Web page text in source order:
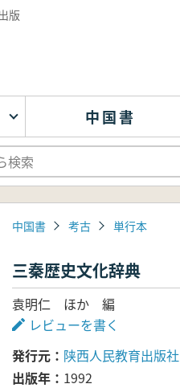
版
中国書
中国書 考古 単行本
三秦歴史文化辞典
袁明仁 ほか 編
レビューを書く
発行元
陕西人民教育出版社
出版年
1992